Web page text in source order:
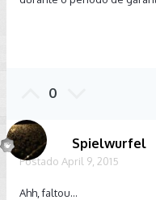
0
Spielwurfel
Postado April 9, 2015
Ahh, faltou...